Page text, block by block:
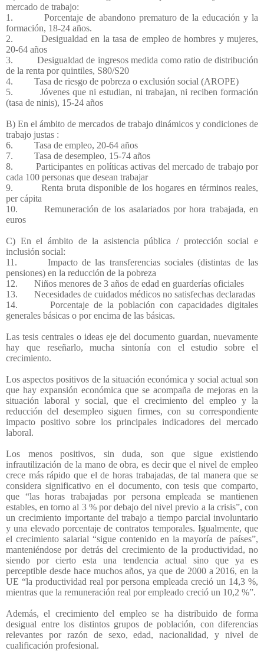
mercado de trabajo:
1.
Porcentaje de abandono prematuro de la educación y la
formación, 18-24 años.
2.
Desigualdad en la tasa de empleo de hombres y mujeres,
20-64 años
3.
Desigualdad de ingresos medida como ratio de distribución
de la renta por quintiles, S80/S20
4.
Tasa de riesgo de pobreza o exclusión social (AROPE)
5.
Jóvenes que ni estudian, ni trabajan, ni reciben formación
(tasa de ninis), 15-24 años
B) En el ámbito de mercados de trabajo dinámicos y condiciones de
trabajo justas :
6.
Tasa de empleo, 20-64 años
7.
Tasa de desempleo, 15-74 años
8.
Participantes en políticas activas del mercado de trabajo por
cada 100 personas que desean trabajar
9.
Renta bruta disponible de los hogares en términos reales,
per cápita
10.
Remuneración de los asalariados por hora trabajada, en
euros
C) En el ámbito de la asistencia pública / protección social e
inclusión social:
11.
Impacto de las transferencias sociales (distintas de las
pensiones) en la reducción de la pobreza
12.
Niños menores de 3 años de edad en guarderías oficiales
13.
Necesidades de cuidados médicos no satisfechas declaradas
14.
Porcentaje de la población con capacidades digitales
generales básicas o por encima de las básicas.
Las tesis centrales o ideas eje del documento guardan, nuevamente
hay que reseñarlo, mucha sintonía con el estudio sobre el
crecimiento.
Los aspectos positivos de la situación económica y social actual son
que hay expansión económica que se acompaña de mejoras en la
situación laboral y social, que el crecimiento del empleo y la
reducción del desempleo siguen firmes, con su correspondiente
impacto positivo sobre los principales indicadores del mercado
laboral.
Los menos positivos, sin duda, son que sigue existiendo
infrautilización de la mano de obra, es decir que el nivel de empleo
crece más rápido que el de horas trabajadas, de tal manera que se
considera significativo en el documento, con tesis que comparto,
que “las horas trabajadas por persona empleada se mantienen
estables, en torno al 3 % por debajo del nivel previo a la crisis”, con
un crecimiento importante del trabajo a tiempo parcial involuntario
y una elevado porcentaje de contratos temporales. Igualmente, que
el crecimiento salarial “sigue contenido en la mayoría de países”,
manteniéndose por detrás del crecimiento de la productividad, no
siendo por cierto esta una tendencia actual sino que ya es
perceptible desde hace muchos años, ya que de 2000 a 2016, en la
UE “la productividad real por persona empleada creció un 14,3 %,
mientras que la remuneración real por empleado creció un 10,2 %”.
Además, el crecimiento del empleo se ha distribuido de forma
desigual entre los distintos grupos de población, con diferencias
relevantes por razón de sexo, edad, nacionalidad, y nivel de
cualificación profesional.